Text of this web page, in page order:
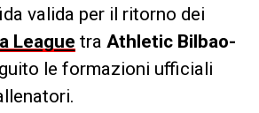
valida per il ritorno dei
League tra Athletic Bilbao-
le formazioni ufficiali